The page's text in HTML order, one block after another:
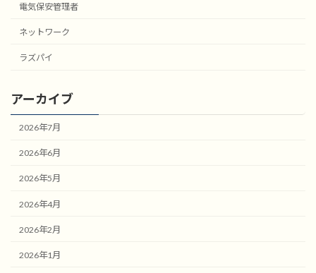
電気保安管理者
ネットワーク
ラズパイ
アーカイブ
2026年7月
2026年6月
2026年5月
2026年4月
2026年2月
2026年1月